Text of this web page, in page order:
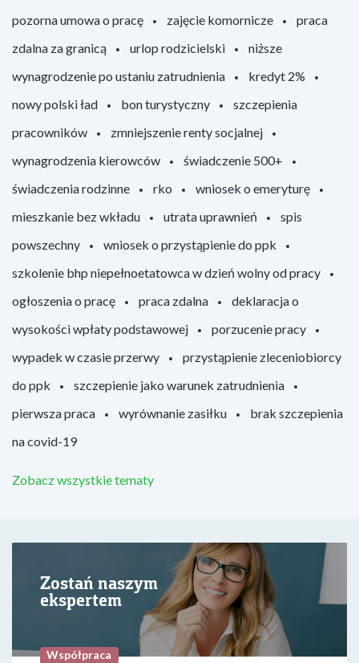
pozorna umowa o pracę
zajęcie komornicze
praca
zdalna za granicą
urlop rodzicielski
niższe
wynagrodzenie po ustaniu zatrudnienia
kredyt 2%
nowy polski ład
bon turystyczny
szczepienia
pracowników
zmniejszenie renty socjalnej
wynagrodzenia kierowców
świadczenie 500+
świadczenia rodzinne
rko
wniosek o emeryturę
mieszkanie bez wkładu
utrata uprawnień
spis
powszechny
wniosek o przystąpienie do ppk
szkolenie bhp niepełnoetatowca w dzień wolny od pracy
ogłoszenia o pracę
praca zdalna
deklaracja o
wysokości wpłaty podstawowej
porzucenie pracy
wypadek w czasie przerwy
przystąpienie zleceniobiorcy
do ppk
szczepienie jako warunek zatrudnienia
pierwsza praca
wyrównanie zasiłku
brak szczepienia
na covid-19
Zobacz wszystkie tematy
Zostań naszym
ekspertem
Współpraca